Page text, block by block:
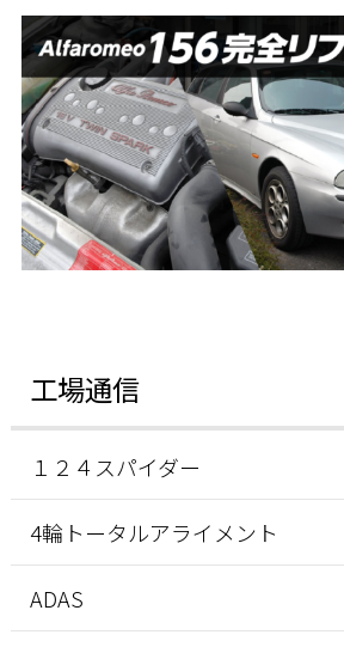
工場通信
１２４スパイダー
4輪トータルアライメント
ADAS